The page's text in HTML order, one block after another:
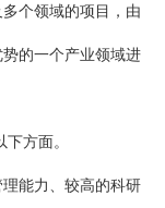
个领域的项目，由
的一个产业领域进
方面。
理能力、较高的科研